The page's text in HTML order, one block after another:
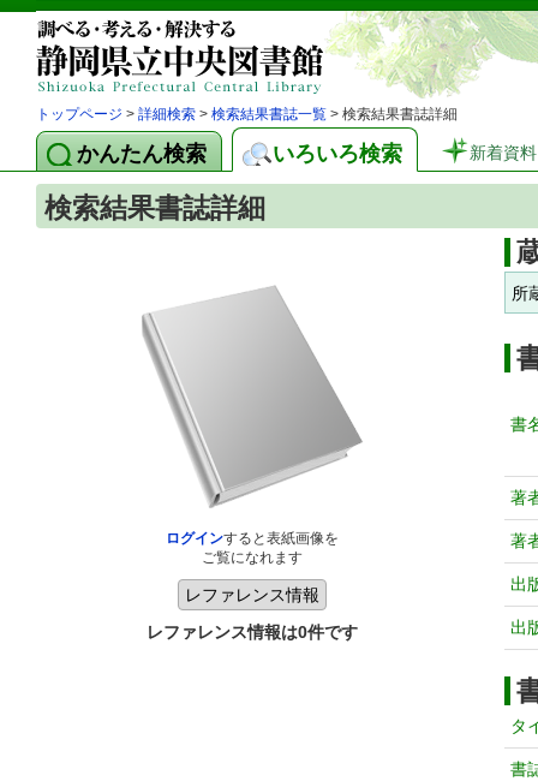
トップページ > 詳細検索 > 検索結果書誌一覧 > 検索結果書誌詳細
かんたん検索 いろいろ検索 新着資料
検索結果書誌詳細
ログインすると表紙画像を
ご覧になれます
レファレンス情報は0件です
所
書
著
著
出
出
タ
書